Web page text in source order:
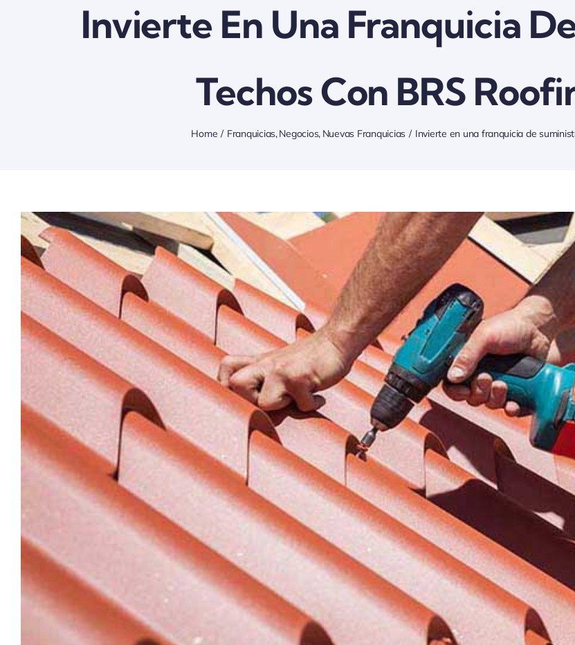
Invierte En Una Franquicia
Techos Con BRS
Home Franquicias Negocios Nuevas Franquicias Invierte en una franquicia de
View
Larger
Image